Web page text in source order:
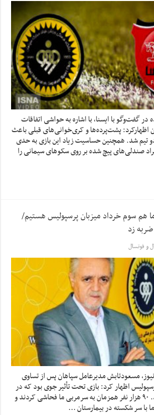
گفت‌وگو با ایسنا، با اشاره به حواشی اتفاقات
اظهارکرد: پشت‌پرده‌ها و کری‌خوانی‌های قبلی باعث
تیم شد. همچنین حساسیت زیاد این بازی به حدی
صندلی‌های پیچ شده بر روی سکوهای سیمانی را
هم سوم خرداد میزبان پرسپولیس هستیم/
ضربه زد
و فوتسال
مسعودتابش مدیرعامل سپاهان پس از تساوی
اظهار کرد: بازی تحت تأثیر جوی بود که در
ورزشگاه ایجاد شده بود. ۹۰ هزار نفر همزمان به سرمربی ما فحاشی کردند و